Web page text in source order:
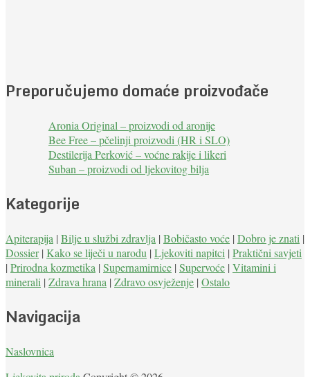
Preporučujemo domaće proizvođače
Aronia Original – proizvodi od aronije
Bee Free – pčelinji proizvodi (HR i SLO)
Destilerija Perković – voćne rakije i likeri
Suban – proizvodi od ljekovitog bilja
Kategorije
Apiterapija | Bilje u službi zdravlja | Bobičasto voće | Dobro je znati |
Dossier| Kako se liječi u narodu | Ljekoviti napitci | Praktični savjeti
| Prirodna kozmetika | Supernamirnice | Supervoće | Vitamini i
minerali | Zdrava hrana | Zdravo osvježenje | Ostalo
Navigacija
Naslovnica